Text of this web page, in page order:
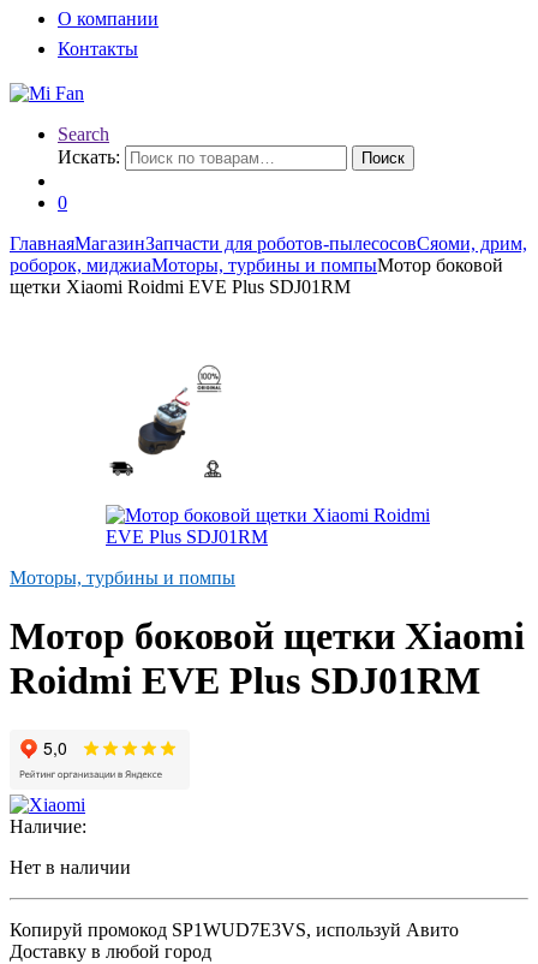
О компании
Контакты
Search
Искать:
Поиск
0
ГлавнаяМагазинЗапчасти для роботов-пылесосовСяоми, дрим,
роборок, миджиаМоторы, турбины и помпыМотор боковой
щетки Xiaomi Roidmi EVE Plus SDJ01RM
Моторы, турбины и помпы
Мотор боковой щетки Xiaomi
Roidmi EVE Plus SDJ01RM
Наличие:
Нет в наличии
Копируй промокод SP1WUD7E3VS, используй Авито
Доставку в любой город